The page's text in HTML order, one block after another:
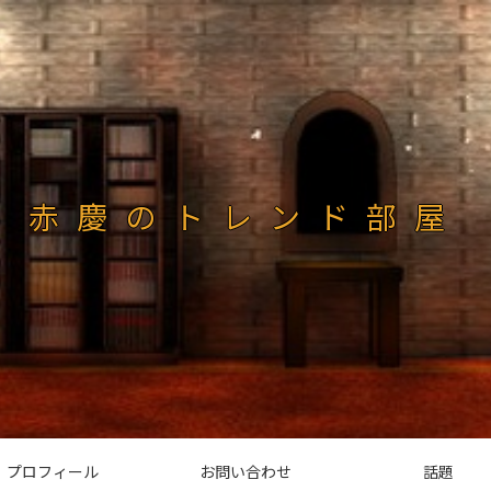
赤慶のトレンド部屋
プロフィール お問い合わせ 話題